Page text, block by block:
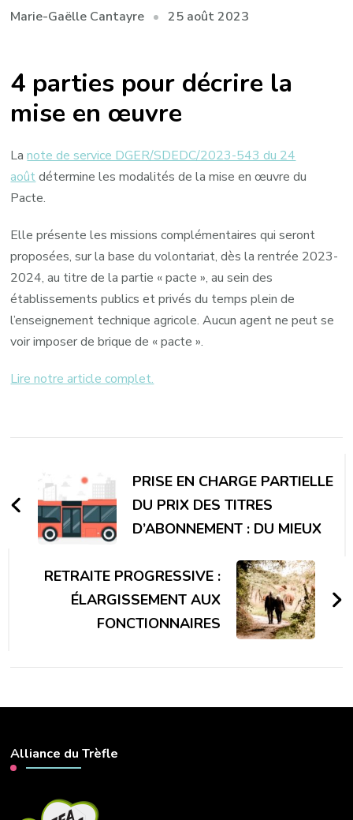
Marie-Gaëlle Cantayre 25 août 2023
4 parties pour décrire la
mise en œuvre
Lanote de service DGER/SDEDC/2023-543 du 24
aoûtdétermine les modalités de la mise en œuvre du
Pacte.
Elle présente les missions complémentaires qui seront
proposées, sur la base du volontariat, dès la rentrée 2023-
2024, au titre de la partie « pacte », au sein des
établissements publics et privés du temps plein de
l’enseignement technique agricole. Aucun agent ne peut se
voir imposer de brique de « pacte ».
Lire notre article complet.
d'article
PRISE EN CHARGE PARTIELLE
DU PRIX DES TITRES
D’ABONNEMENT : DU MIEUX
RETRAITE PROGRESSIVE :
ÉLARGISSEMENT AUX
FONCTIONNAIRES
Alliance du Trèfle